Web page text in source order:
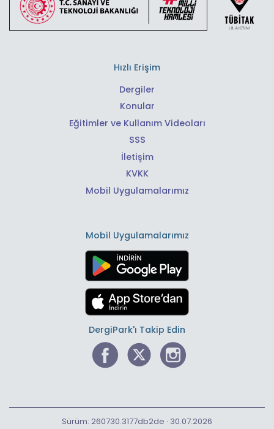
Hızlı Erişim
Dergiler
Konular
Eğitimler ve Kullanım Videoları
SSS
İletişim
KVKK
Mobil Uygulamalarımız
Mobil Uygulamalarımız
DergiPark'ı Takip Edin
Sürüm: 260730.3177db2de · 30.07.2026